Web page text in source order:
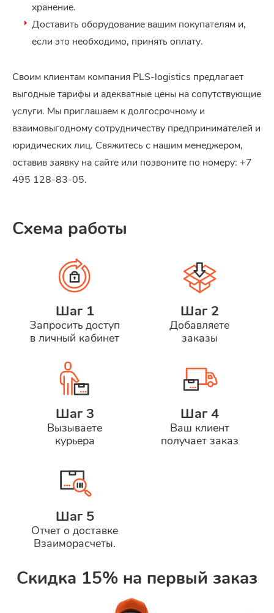
хранение.
Доставить оборудование вашим покупателям и,
если это необходимо, принять оплату.
Своим клиентам компания PLS-logistics предлагает
выгодные тарифы и адекватные цены на сопутствующие
услуги. Мы приглашаем к долгосрочному и
взаимовыгодному сотрудничеству предпринимателей и
юридических лиц. Свяжитесь с нашим менеджером,
оставив заявку на сайте или позвоните по номеру: +7
495 128-83-05.
Схема работы
Шаг 1
Запросить доступ
в личный кабинет
Шаг 2
Добавляете
заказы
Шаг 3
Вызываете
курьера
Шаг 4
Ваш клиент
получает заказ
Шаг 5
Отчет о доставке
Взаиморасчеты.
Скидка 15% на первый заказ